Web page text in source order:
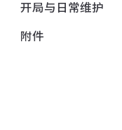
开局与日常维护
附件